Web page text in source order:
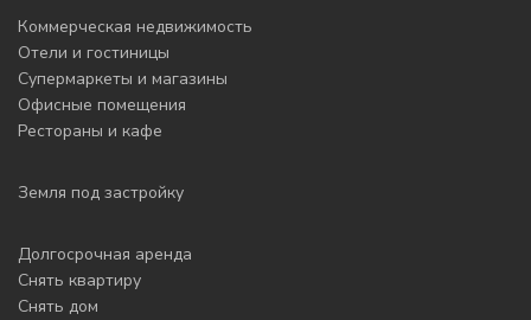
Коммерческая недвижимость
Отели и гостиницы
Супермаркеты и магазины
Офисные помещения
Рестораны и кафе
Земля под застройку
Долгосрочная аренда
Снять квартиру
Снять дом